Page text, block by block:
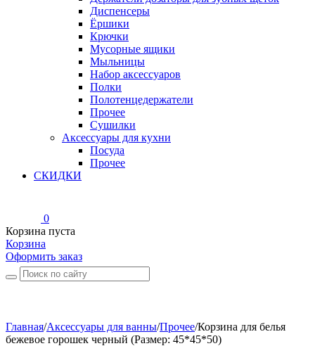
Диспенсеры
Ёршики
Крючки
Мусорные ящики
Мыльницы
Набор аксессуаров
Полки
Полотенцедержатели
Прочее
Сушилки
Аксессуары для кухни
Посуда
Прочее
СКИДКИ
0
Корзина пуста
Корзина
Оформить заказ
Главная/Аксессуары для ванны/Прочее/Корзина для белья
бежевое горошек черный (Размер: 45*45*50)